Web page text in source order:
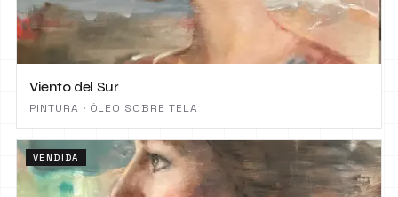
Viento del Sur
PINTURA · ÓLEO SOBRE TELA
VENDIDA